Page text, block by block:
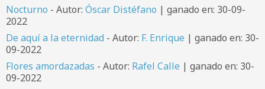
Nocturno - Autor: Óscar Distéfano | ganado en: 30-09-
2022
De aquí a la eternidad - Autor: F. Enrique | ganado en: 30-
09-2022
Flores amordazadas - Autor: Rafel Calle | ganado en: 30-
09-2022